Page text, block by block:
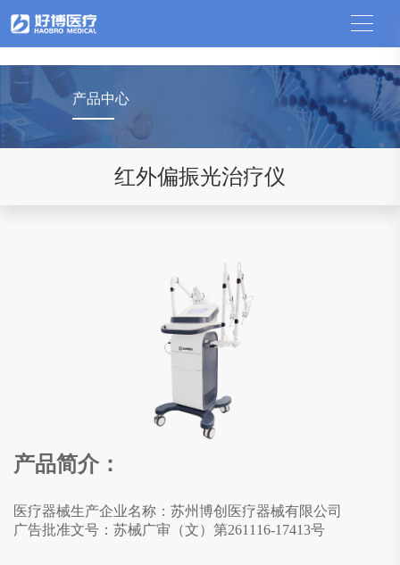
产品中心
红外偏振光治疗仪
产品简介：
医疗器械生产企业名称：苏州博创医疗器械有限公司
广告批准文号：苏械广审（文）第261116-17413号